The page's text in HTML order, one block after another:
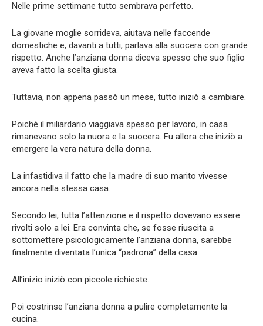
Nelle prime settimane tutto sembrava perfetto.
La giovane moglie sorrideva, aiutava nelle faccende
domestiche e, davanti a tutti, parlava alla suocera con grande
rispetto. Anche l’anziana donna diceva spesso che suo figlio
aveva fatto la scelta giusta.
Tuttavia, non appena passò un mese, tutto iniziò a cambiare.
Poiché il miliardario viaggiava spesso per lavoro, in casa
rimanevano solo la nuora e la suocera. Fu allora che iniziò a
emergere la vera natura della donna.
La infastidiva il fatto che la madre di suo marito vivesse
ancora nella stessa casa.
Secondo lei, tutta l’attenzione e il rispetto dovevano essere
rivolti solo a lei. Era convinta che, se fosse riuscita a
sottomettere psicologicamente l’anziana donna, sarebbe
finalmente diventata l’unica “padrona” della casa.
All’inizio iniziò con piccole richieste.
Poi costrinse l’anziana donna a pulire completamente la
cucina.